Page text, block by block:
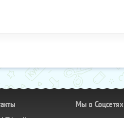
Мы в Соцсетях